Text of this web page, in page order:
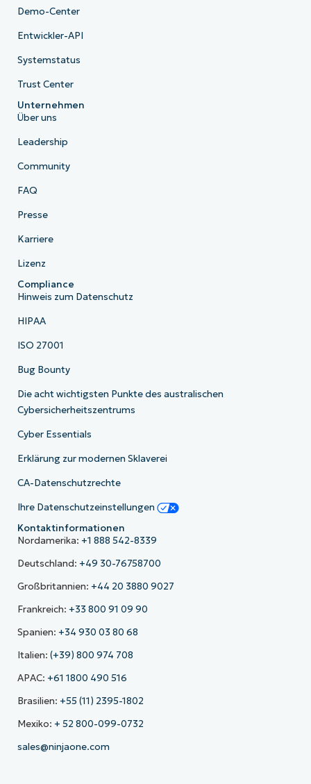
Demo-Center
Entwickler-API
Systemstatus
Trust Center
Unternehmen
Über uns
Leadership
Community
FAQ
Presse
Karriere
Lizenz
Compliance
Hinweis zum Datenschutz
HIPAA
ISO 27001
Bug Bounty
Die acht wichtigsten Punkte des australischen
Cybersicherheitszentrums
Cyber Essentials
Erklärung zur modernen Sklaverei
CA-Datenschutzrechte
Ihre Datenschutzeinstellungen
Kontaktinformationen
Nordamerika: +1 888 542-8339
Deutschland: +49 30-76758700
Großbritannien: +44 20 3880 9027
Frankreich: +33 800 91 09 90
Spanien: +34 930 03 80 68
Italien: (+39) 800 974 708
APAC: +61 1800 490 516
Brasilien: +55 (11) 2395-1802
Mexiko: + 52 800-099-0732
sales@ninjaone.com